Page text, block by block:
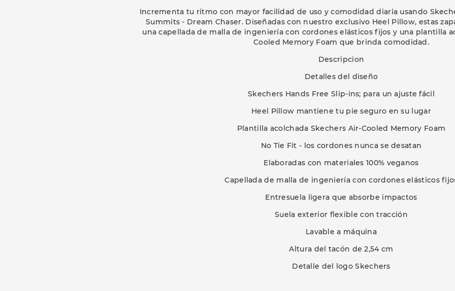
Incrementa tu ritmo con mayor facilidad de uso y comodidad diaria usando
Summits - Dream Chaser. Diseñadas con nuestro exclusivo Heel Pillow, estas
una capellada de malla de ingeniería con cordones elásticos fijos y una plantilla
Cooled Memory Foam que brinda comodidad.
Descripcion
Detalles del diseño
Skechers Hands Free Slip-ins; para un ajuste fácil
Heel Pillow mantiene tu pie seguro en su lugar
Plantilla acolchada Skechers Air-Cooled Memory Foam
No Tie Fit - los cordones nunca se desatan
Elaboradas con materiales 100% veganos
Capellada de malla de ingeniería con cordones elásticos
Entresuela ligera que absorbe impactos
Suela exterior flexible con tracción
Lavable a máquina
Altura del tacón de 2,54 cm
Detalle del logo Skechers